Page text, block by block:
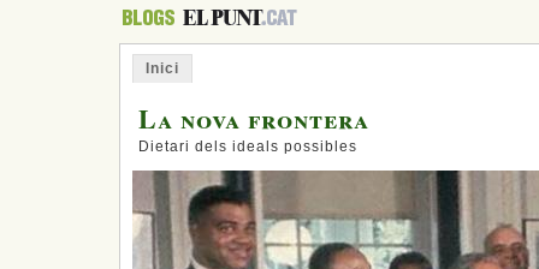
Inici
La nova frontera
Dietari dels ideals possibles